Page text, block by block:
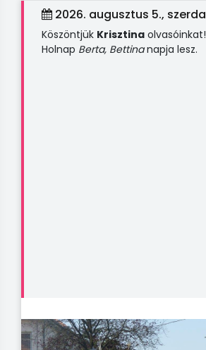
2026. augusztus 5., szerda
Köszöntjük Krisztina olvasóinkat!
Holnap Berta, Bettinanapja lesz.